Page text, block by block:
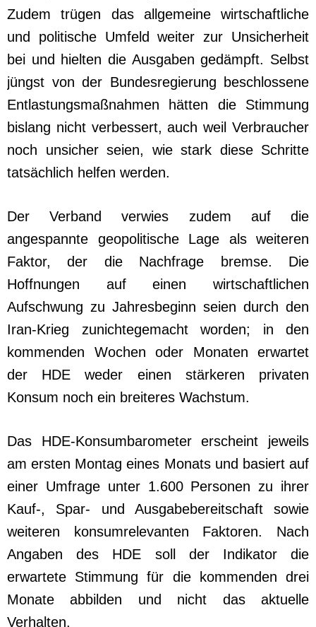
Zudem trügen das allgemeine wirtschaftliche
und politische Umfeld weiter zur Unsicherheit
bei und hielten die Ausgaben gedämpft. Selbst
jüngst von der Bundesregierung beschlossene
Entlastungsmaßnahmen hätten die Stimmung
bislang nicht verbessert, auch weil Verbraucher
noch unsicher seien, wie stark diese Schritte
tatsächlich helfen werden.
Der Verband verwies zudem auf die
angespannte geopolitische Lage als weiteren
Faktor, der die Nachfrage bremse. Die
Hoffnungen auf einen wirtschaftlichen
Aufschwung zu Jahresbeginn seien durch den
Iran-Krieg zunichtegemacht worden; in den
kommenden Wochen oder Monaten erwartet
der HDE weder einen stärkeren privaten
Konsum noch ein breiteres Wachstum.
Das HDE-Konsumbarometer erscheint jeweils
am ersten Montag eines Monats und basiert auf
einer Umfrage unter 1.600 Personen zu ihrer
Kauf-, Spar- und Ausgabebereitschaft sowie
weiteren konsumrelevanten Faktoren. Nach
Angaben des HDE soll der Indikator die
erwartete Stimmung für die kommenden drei
Monate abbilden und nicht das aktuelle
Verhalten.